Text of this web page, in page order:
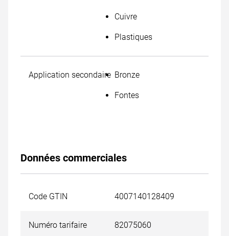
Cuivre
Plastiques
Application secondaire Bronze
Fontes
Données commerciales
Code GTIN 4007140128409
Numéro tarifaire 82075060